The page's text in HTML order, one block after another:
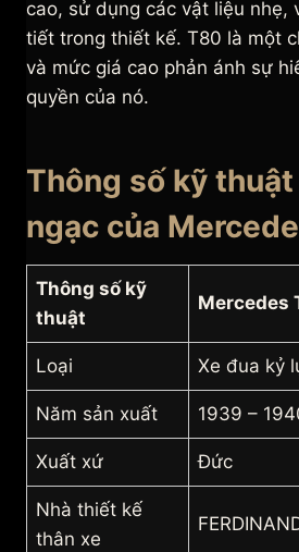
cao, sử dụng các vật liệu nhẹ,
tiết trong thiết kế. T80 là một
và mức giá cao phản ánh sự
quyền của nó.
Thông số kỹ
ngạc của
Thông số kỹ
thuật
Mercedes
Loại Xe đua kỷ
Năm sản xuất 1939 –
Xuất xứ Đức
Nhà thiết kế
thân xe